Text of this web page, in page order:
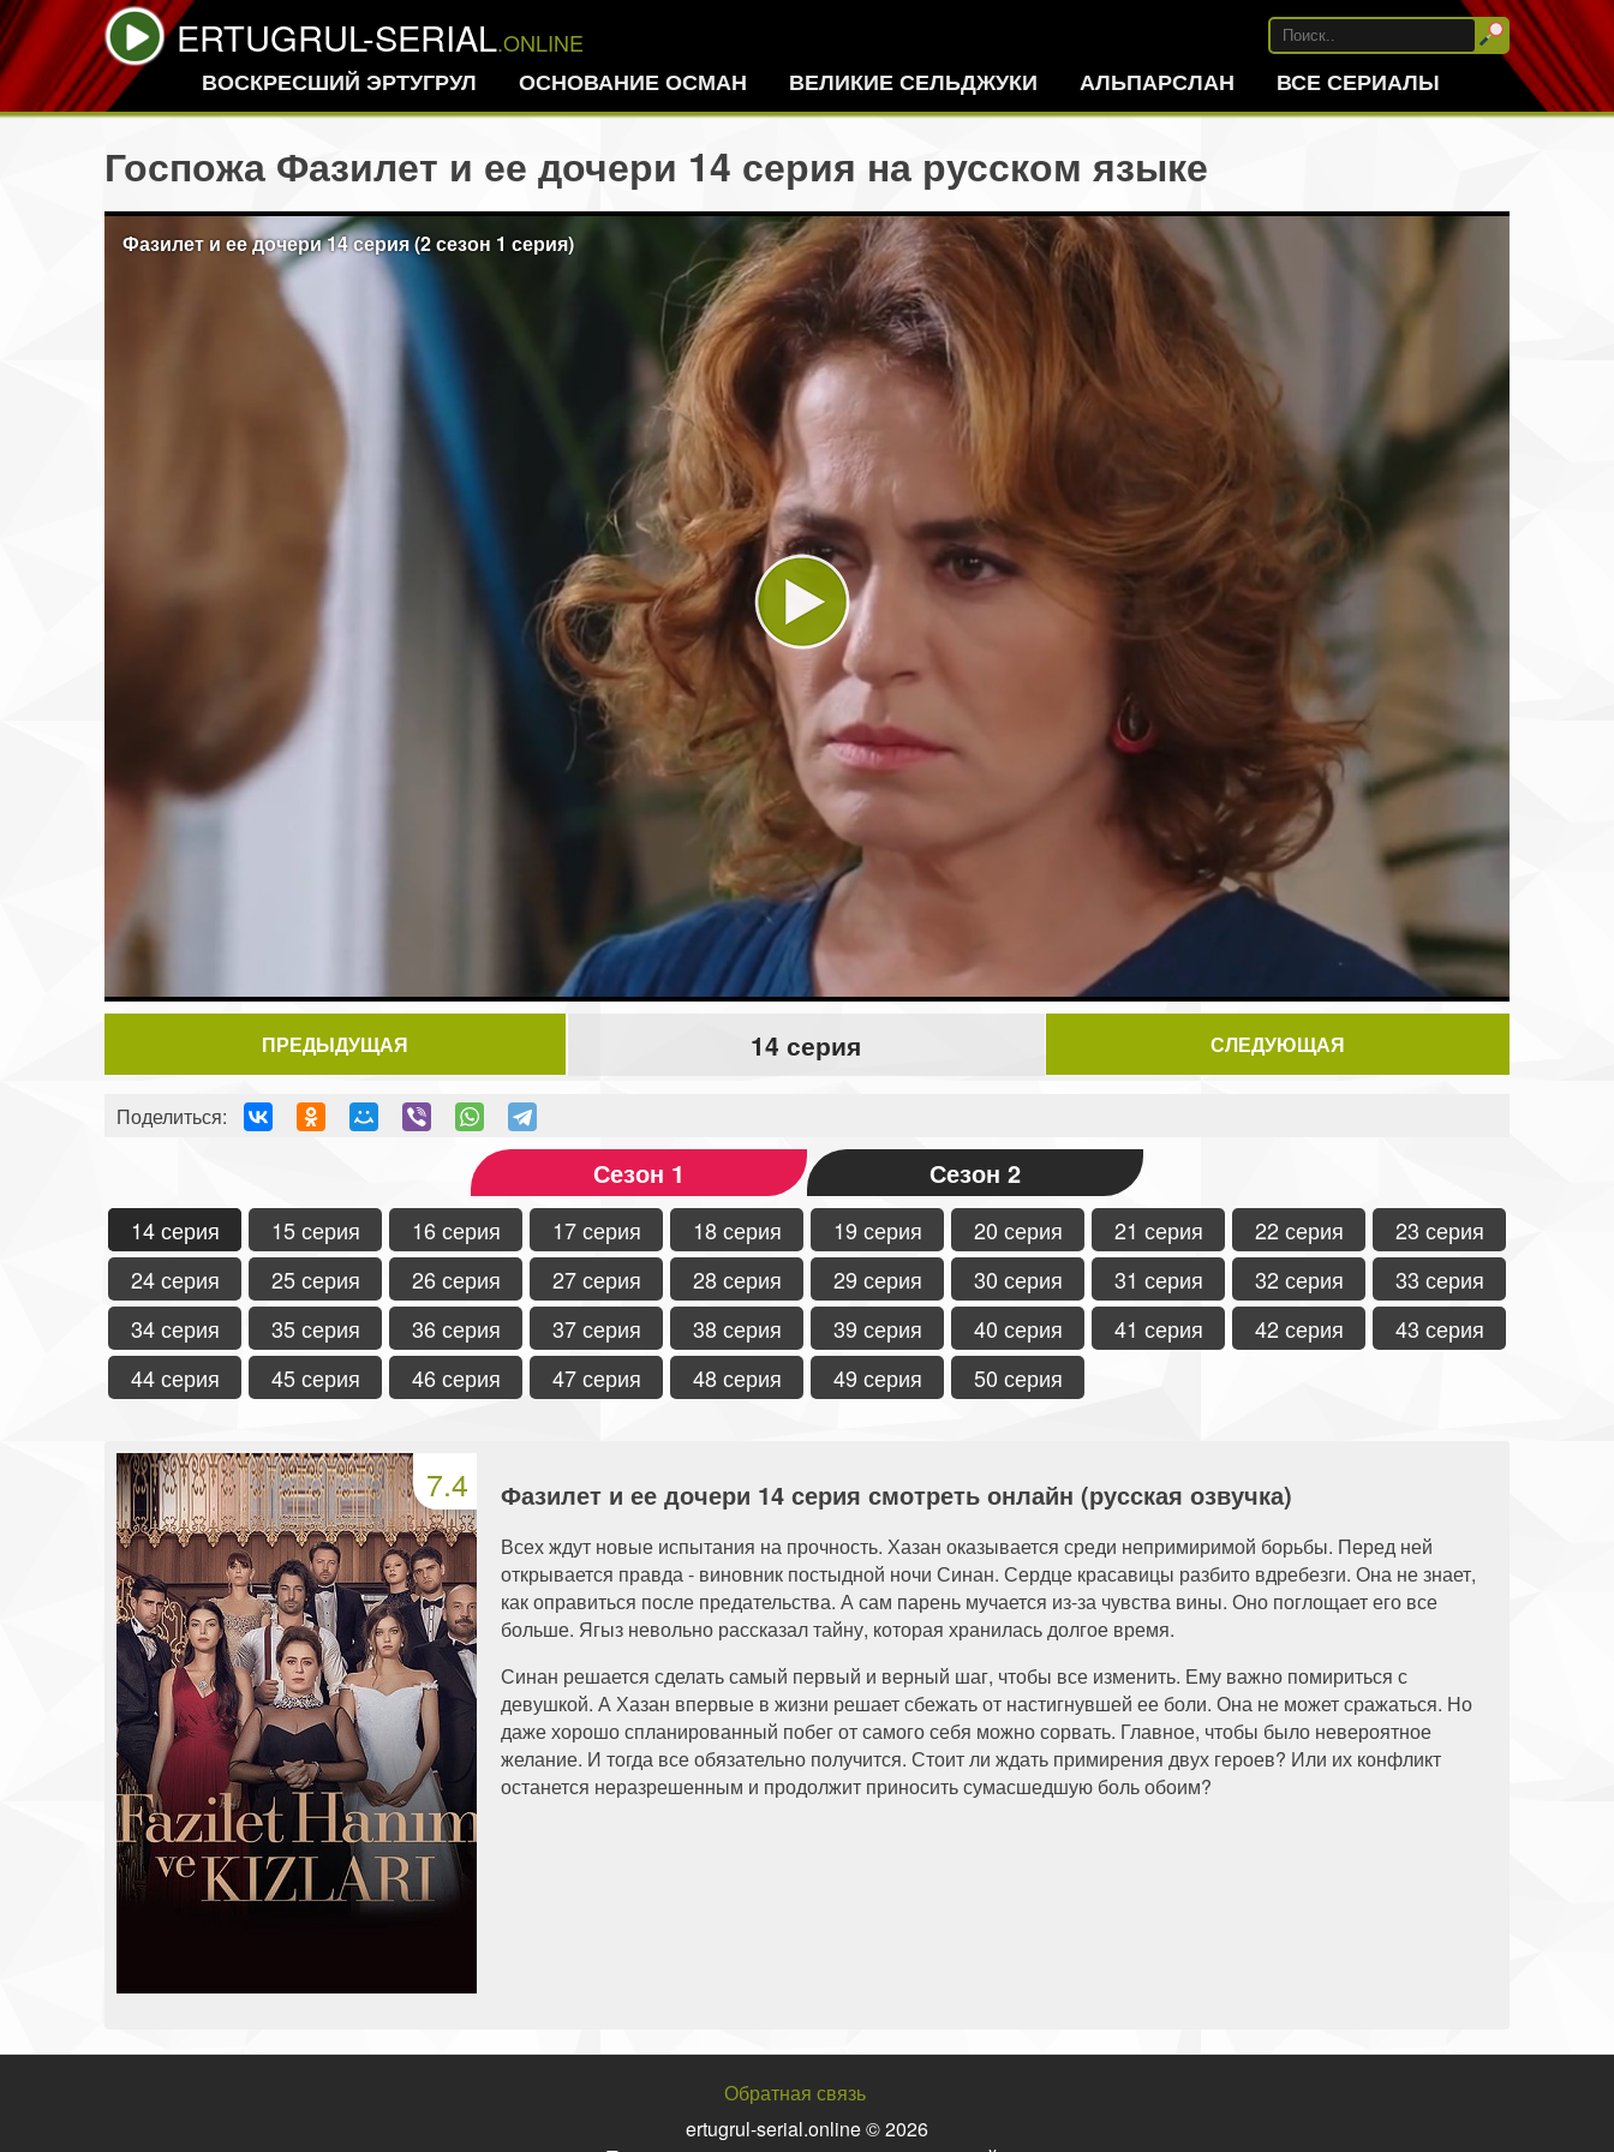
ERTUGRUL-SERIAL.ONLINE
ВОСКРЕСШИЙ ЭРТУГРУЛ
ОСНОВАНИЕ ОСМАН ВЕЛИКИЕ СЕЛЬДЖУКИ АЛЬПАРСЛАН ВСЕ СЕРИАЛЫ
Госпожа Фазилет и ее дочери 14 серия на русском языке
Фазилет и ее дочери 14 серия (2 сезон 1 серия)
Play
Video
ПРЕДЫДУЩАЯ 14 серия СЛЕДУЮЩАЯ
Поделиться:
Сезон 1 Сезон 2
14 серия 15 серия 16 серия 17 серия 18 серия 19 серия 20 серия 21 серия 22 серия
23 серия
24 серия
25 серия 26 серия 27 серия 28 серия 29 серия 30 серия 31 серия 32 серия
33 серия
34 серия
35 серия 36 серия 37 серия 38 серия 39 серия 40 серия 41 серия 42 серия
43 серия
44 серия
45 серия 46 серия 47 серия 48 серия 49 серия 50 серия
7.4 Фазилет и ее дочери 14 серия смотреть онлайн (русская озвучка)
Всех ждут новые испытания на прочность. Хазан оказывается среди непримиримой борьбы. Перед ней
открывается правда - виновник постыдной ночи Синан. Сердце красавицы разбито вдребезги. Она не знает,
как оправиться после предательства. А сам парень мучается из-за чувства вины. Оно поглощает его все
больше. Ягыз невольно рассказал тайну, которая хранилась долгое время.
Синан решается сделать самый первый и верный шаг, чтобы все изменить. Ему важно помириться с
девушкой. А Хазан впервые в жизни решает сбежать от настигнувшей ее боли. Она не может сражаться. Но
даже хорошо спланированный побег от самого себя можно сорвать. Главное, чтобы было невероятное
желание. И тогда все обязательно получится. Стоит ли ждать примирения двух героев? Или их конфликт
останется неразрешенным и продолжит приносить сумасшедшую боль обоим?
Обратная связь
ertugrul-serial.online © 2026